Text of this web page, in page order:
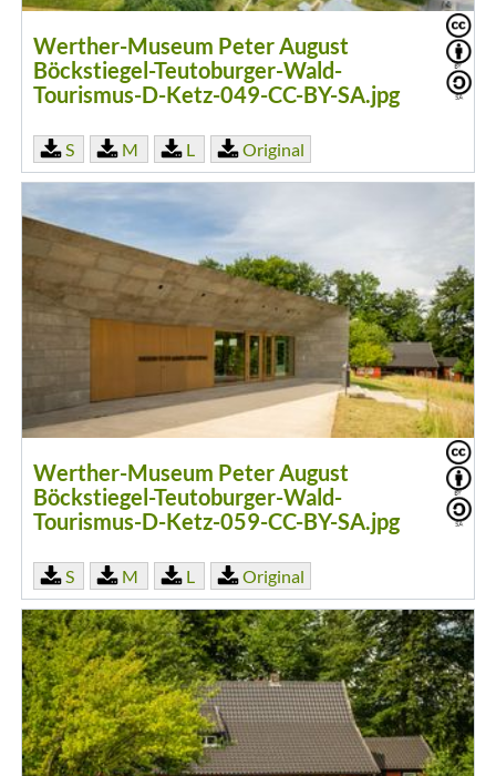
Werther-Museum Peter August
Böckstiegel-Teutoburger-Wald-
Tourismus-D-Ketz-049-CC-BY-SA.jpg
S M L Original
Werther-Museum Peter August
Böckstiegel-Teutoburger-Wald-
Tourismus-D-Ketz-059-CC-BY-SA.jpg
S M L Original